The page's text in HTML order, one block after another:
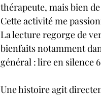
thérapeute, mais bien
Cette activité me
La lecture regorge de
bienfaits notamment
général : lire en silence
Une histoire agit